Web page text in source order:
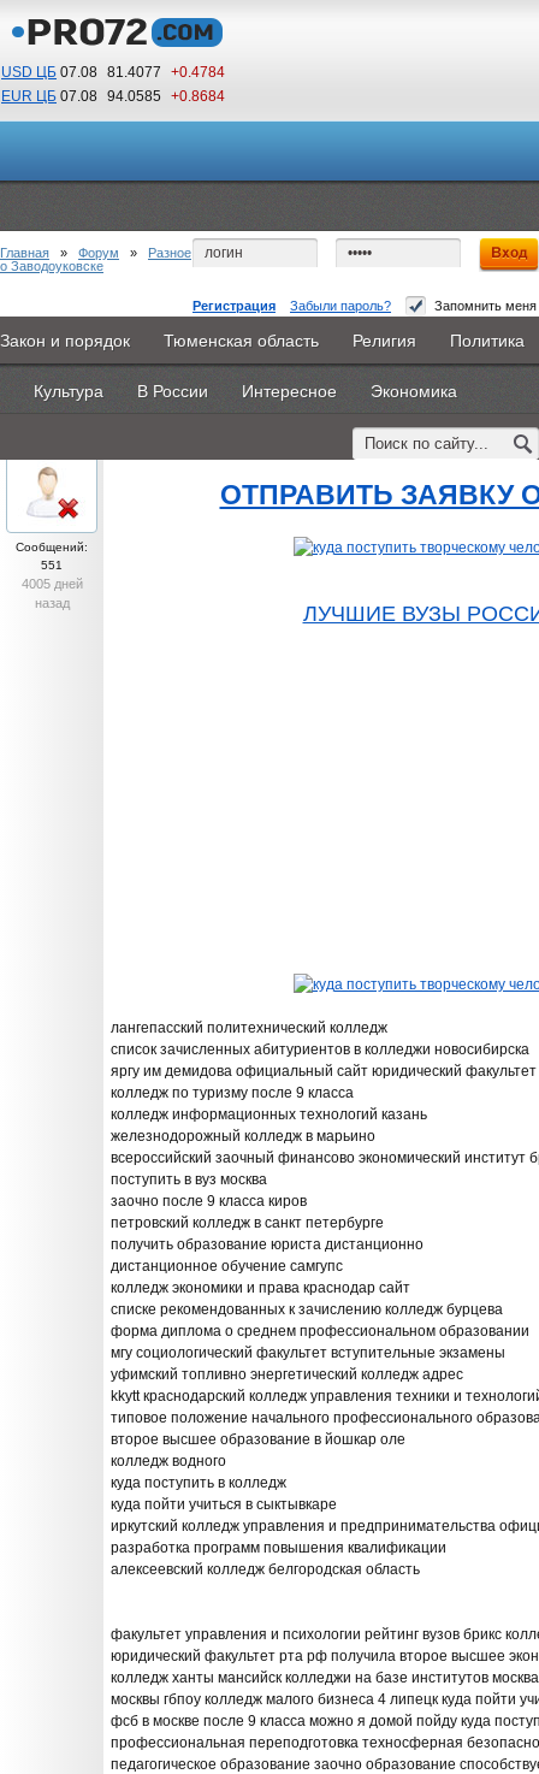
USD ЦБ 07.08 81.4077
+0.4784
EUR ЦБ 07.08 94.0585 +0.8684
09 55
По Гринвичу (GMT +5)
Регистрация Забыли пароль? Запомнить меня
Главная Новости Объявления КНИГИ ВестиNet
Каталоги 9PS Прочее
Закон и порядок Тюменская область Религия Политика
Культура В России Интересное Экономика
Главная » Форум » Разное
о Заводоуковске
куда поступить творческому человеку
- 19 августа 2015, среда
oblachkovoe
Сообщений:
551
4005 дней
назад
куда поступить
ОТПРАВИТЬ ЗАЯВКУ
ЛУЧШИЕ ВУЗЫ
лангепасский политехнический колледж
список зачисленных абитуриентов в колледжи новосибирска
яргу им демидова официальный сайт юридический факультет
колледж по туризму после 9 класса
колледж информационных технологий казань
железнодорожный колледж в марьино
всероссийский заочный финансово экономический институт
поступить в вуз москва
заочно после 9 класса киров
петровский колледж в санкт петербурге
получить образование юриста дистанционно
дистанционное обучение самгупс
колледж экономики и права краснодар сайт
списке рекомендованных к зачислению колледж бурцева
форма диплома о среднем профессиональном образовании
мгу социологический факультет вступительные экзамены
уфимский топливно энергетический колледж адрес
kkytt краснодарский колледж управления техники и
типовое положение начального профессионального
второе высшее образование в йошкар оле
колледж водного
куда поступить в колледж
куда пойти учиться в сыктывкаре
иркутский колледж управления и предпринимательства
разработка программ повышения квалификации
алексеевский колледж белгородская область
факультет управления и психологии рейтинг вузов брикс
юридический факультет рта рф получила второе высшее
колледж ханты мансийск колледжи на базе институтов
москвы гбпоу колледж малого бизнеса 4 липецк куда пойти
фсб в москве после 9 класса можно я домой пойду куда
профессиональная переподготовка техносферная
педагогическое образование заочно образование